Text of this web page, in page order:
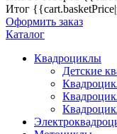
Итог
Оформить заказ
Каталог
Квадроциклы
Детские